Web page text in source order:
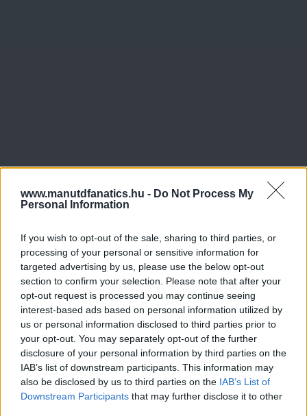
www.manutdfanatics.hu - Do Not Process My
Personal Information
If you wish to opt-out of the sale, sharing to third parties, or
processing of your personal or sensitive information for
targeted advertising by us, please use the below opt-out
section to confirm your selection. Please note that after your
opt-out request is processed you may continue seeing
interest-based ads based on personal information utilized by
us or personal information disclosed to third parties prior to
your opt-out. You may separately opt-out of the further
disclosure of your personal information by third parties on the
IAB’s list of downstream participants. This information may
also be disclosed by us to third parties on the IAB’s List of
Downstream Participants that may further disclose it to other